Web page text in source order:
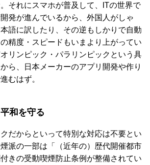
それにスマホが普及して、ITの世界で
発が進んでいるから、外国人がしゃ
語に訳したり、その逆もしかりで自動
精度・スピードもいまより上がってい
リンピック・パラリンピックという具
ら、日本メーカーのアプリ開発や作り
むはず。
和を守る
だからといって特別な対応は不要とい
派の一部は「（近年の）歴代開催都市
きの受動喫煙防止条例が整備されてい